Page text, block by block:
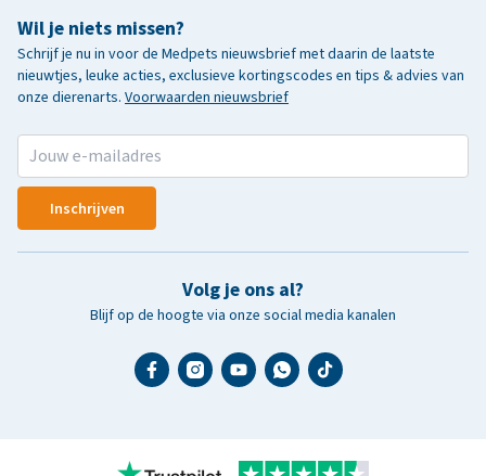
Wil je niets missen?
Schrijf je nu in voor de Medpets nieuwsbrief met daarin de laatste
nieuwtjes, leuke acties, exclusieve kortingscodes en tips & advies van
onze dierenarts. Voorwaarden nieuwsbrief
Inschrijven
Volg je ons al?
Blijf op de hoogte via onze social media kanalen